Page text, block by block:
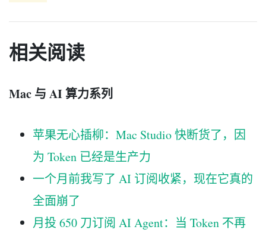
相关阅读
Mac 与 AI 算力系列
苹果无心插柳：Mac Studio 快断货了，因
为 Token 已经是生产力
一个月前我写了 AI 订阅收紧，现在它真的
全面崩了
月投 650 刀订阅 AI Agent：当 Token 不再